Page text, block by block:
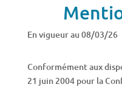
En vigueur au 08/03/26
Conformément aux
21 juin 2004 pour la